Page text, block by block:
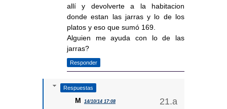
allí y devolverte a la habitacion
donde estan las jarras y lo de los
platos y eso que sumó 169.
Alguien me ayuda con lo de las
jarras?
Responder
Respuestas
M 14/10/14 17:08